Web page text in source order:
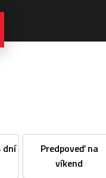
dní
Predpoveď na
víkend